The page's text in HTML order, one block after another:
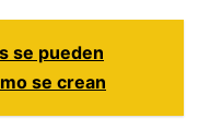
se pueden
se crean